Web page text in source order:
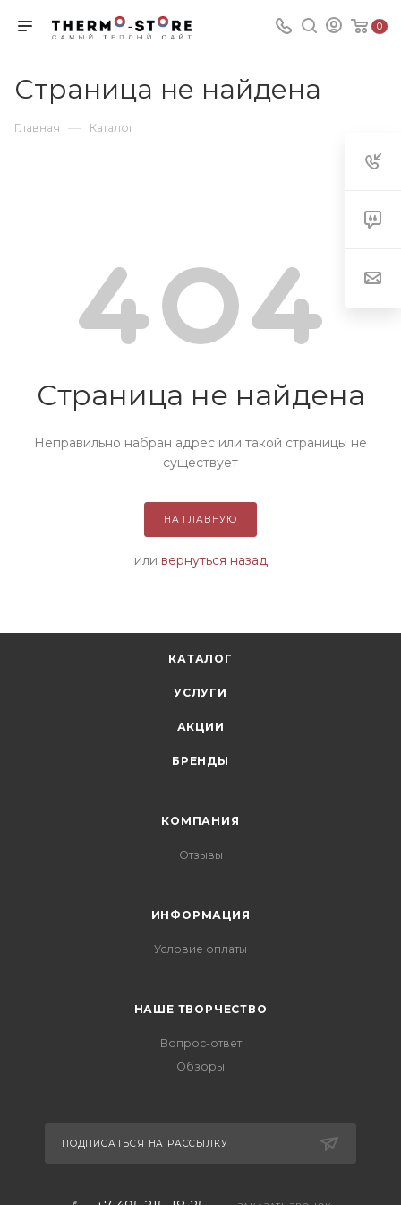
0
Страница не найдена
Главная — Каталог
Страница не найдена
Неправильно набран адрес или такой страницы не
существует
НА ГЛАВНУЮ
или вернуться назад
КАТАЛОГ
УСЛУГИ
АКЦИИ
БРЕНДЫ
КОМПАНИЯ
Отзывы
ИНФОРМАЦИЯ
Условие оплаты
НАШЕ ТВОРЧЕСТВО
Вопрос-ответ
Обзоры
ПОДПИСАТЬСЯ НА РАССЫЛКУ